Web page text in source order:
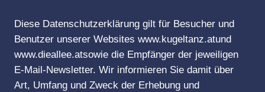
Diese Datenschutzerklärung gilt für Besucher und
Benutzer unserer Websites www.kugeltanz.atund
www.dieallee.atsowie die Empfänger der jeweiligen
E-Mail-Newsletter. Wir informieren Sie damit über
Art, Umfang und Zweck der Erhebung und